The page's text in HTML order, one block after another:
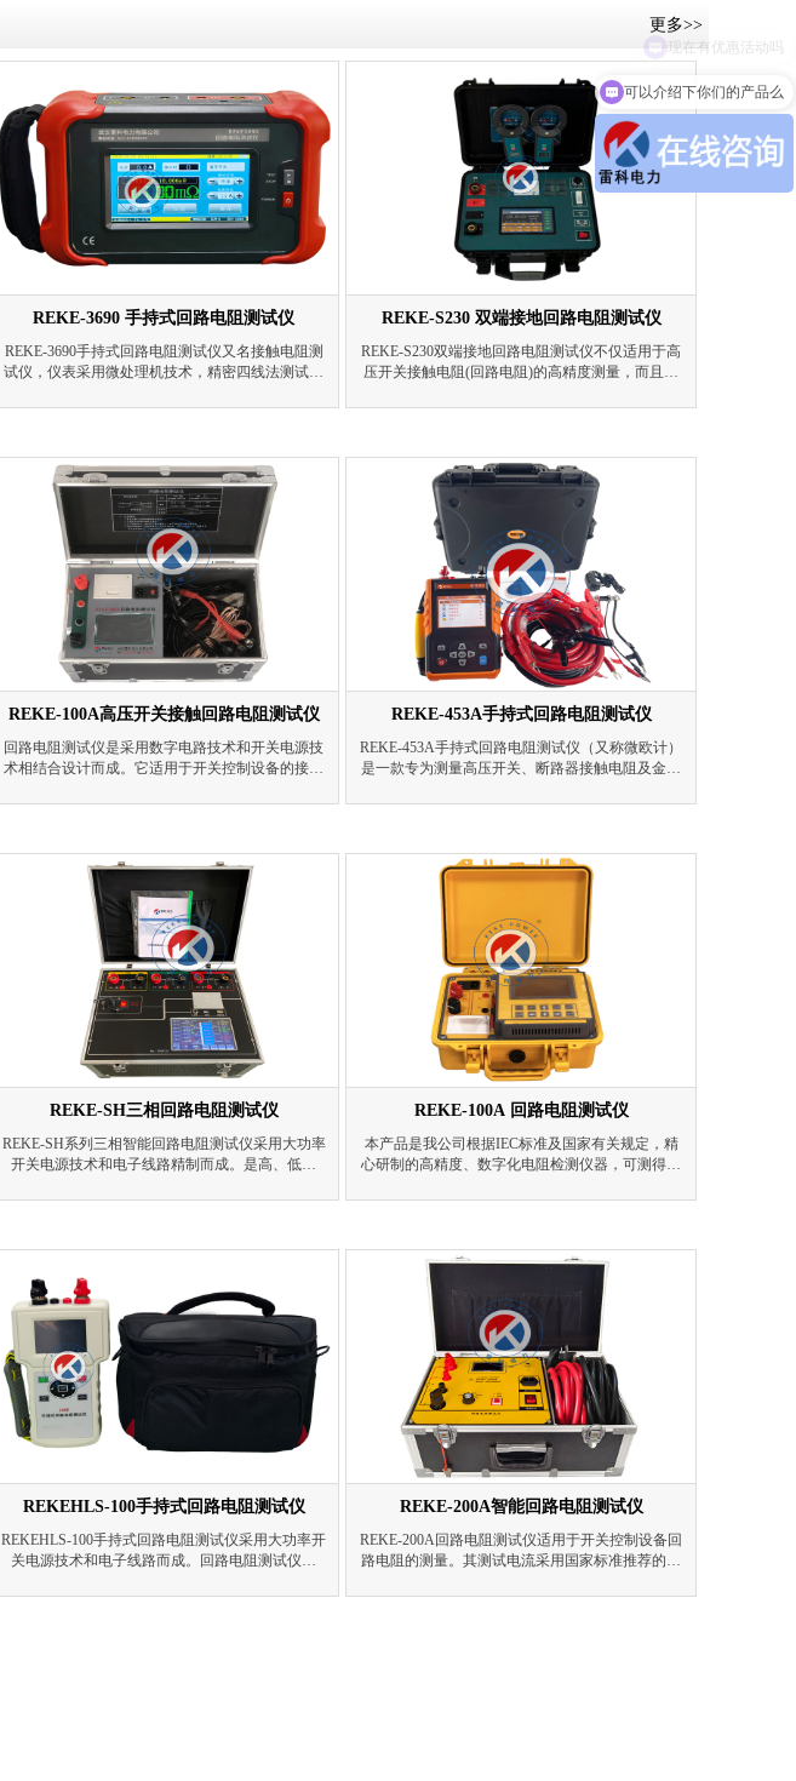
更多>>
REKE-3690 手持式回路电阻测试仪
REKE-3690手持式回路电阻测试仪又名接触电阻测
试仪，仪表采用微处理机技术，精密四线法测试，
点等微小电阻的测量。仪表体积小重量轻，配有大
别适合在户外工地使用。广泛应用于是发电、输
电、变电、建筑质检站、监理公司、建筑施工单
位、防雷公司、电力部门、船舶机车厂等工矿企
业。
REKE-S230 双端接地回路电阻测试仪
REKE-S230双端接地回路电阻测试仪不仅适用于高
压开关接触电阻(回路电阻)的高精度测量，而且支
路，测试过程安全高效。双端接地能够有效防止感
安全保障。仪器测量数据准确，性能稳定，符合电
力、供电部门现场高压开关维修和高压开关厂回路
REKE-100A高压开关接触回路电阻测试仪
回路电阻测试仪是采用数字电路技术和开关电源技
术相结合设计而成。它适用于开关控制设备的接触
推荐的直流100A。可在电流100A的情况下直接测
器测量准确、性能稳定，适合电力、供电部门现场
高压开关维修和高压开关厂回路电阻测试的要求
REKE-453A手持式回路电阻测试仪
REKE-453A手持式回路电阻测试仪（又称微欧计）
是一款专为测量高压开关、断路器接触电阻及金属
转换器与程控电流源，可输出高达100A的无纹波直
路、过热等多重保护，抗干扰能力强。采用5.6寸彩
色LCD屏，操作简单，便于携带，支持数据存储与
蓝牙APP连接，可实现GPS定位、数据上传、报告
生成等功能，显著提高现场检测效率。
REKE-SH三相回路电阻测试仪
REKE-SH系列三相智能回路电阻测试仪采用大功率
开关电源技术和电子线路精制而成。是高、低开
电流采用国家标准GB736所推荐的标准直流，可在
有体积小、重量轻、抗干扰能力强、精度高、操作
REKE-100A 回路电阻测试仪
本产品是我公司根据IEC标准及国家有关规定，精
心研制的高精度、数字化电阻检测仪器，可测得微
触电阻、回路电阻及电缆电线、焊缝接触电阻的测
REKEHLS-100手持式回路电阻测试仪
REKEHLS-100手持式回路电阻测试仪采用大功率开
关电源技术和电子线路而成。回路电阻测试仪是
仪器。回路电阻测试仪电流采用国家标准GB736所
REKE-200A智能回路电阻测试仪
REKE-200A回路电阻测试仪适用于开关控制设备回
路电阻的测量。其测试电流采用国家标准推荐的直
可以介绍下你们的产品么